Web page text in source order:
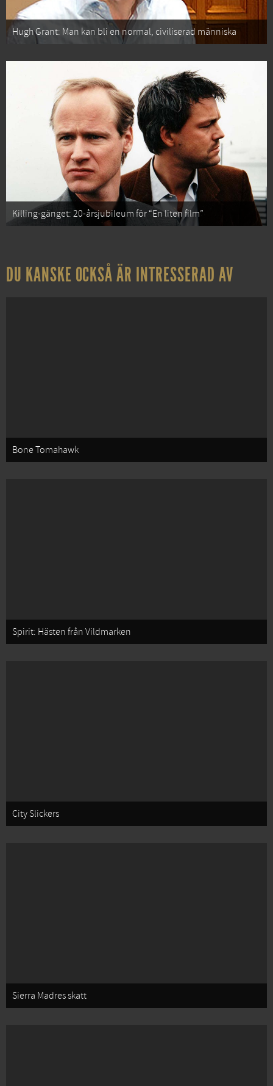
Hugh Grant: Man kan bli en normal, civiliserad människa
Killing-gänget: 20-årsjubileum för “En liten film”
DU KANSKE OCKSÅ ÄR INTRESSERAD AV
Bone Tomahawk
Spirit: Hästen från Vildmarken
City Slickers
Sierra Madres skatt